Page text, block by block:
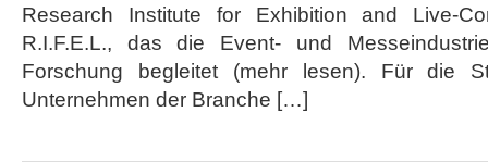
Research Institute for Exhibition and Live-
R.I.F.E.L., das die Event- und
Forschung begleitet (mehr lesen). Für die
Unternehmen der Branche […]